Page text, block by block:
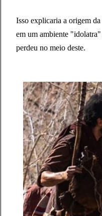
Isso explicaria a origem
em um ambiente
perdeu no meio deste.